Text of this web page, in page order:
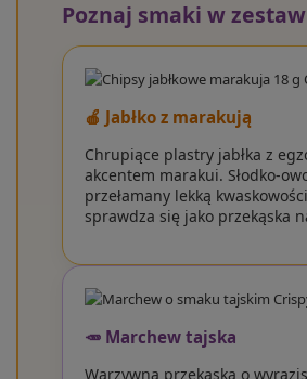
Poznaj smaki w
🍎 Jabłko z marakują
Chrupiące plastry jabłka z
akcentem marakui. Słodko-
przełamany lekką
sprawdza się jako przekąska
🥕 Marchew tajska
Warzywna przekąska o